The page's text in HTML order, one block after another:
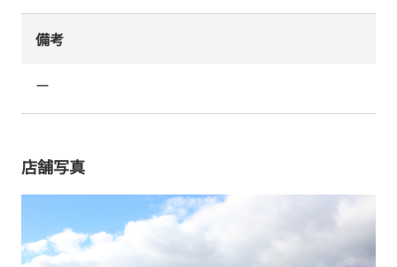
備考
ー
店舗写真